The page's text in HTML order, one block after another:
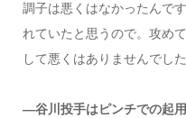
調子は悪くはなかったんで
れていたと思うので。攻め
して悪くはありませんでした
―谷川投手はピンチでの起